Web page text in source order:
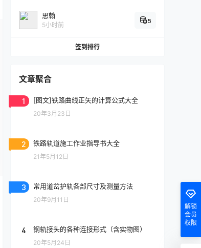
思翰
5小时前
5
签到排行
文章聚合
1 [图文]铁路曲线正矢的计算公式大全
20年3月23日
2 铁路轨道施工作业指导书大全
21年5月12日
3 常用道岔护轨各部尺寸及测量方法
20年9月11日
4 钢轨接头的各种连接形式（含实物图）
20年5月24日
解锁
会员
权限